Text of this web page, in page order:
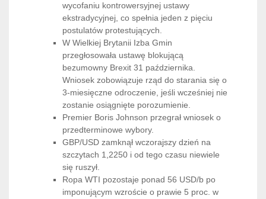
wycofaniu kontrowersyjnej ustawy
ekstradycyjnej, co spełnia jeden z pięciu
postulatów protestujących.
W Wielkiej Brytanii Izba Gmin
przegłosowała ustawę blokującą
bezumowny Brexit 31 października.
Wniosek zobowiązuje rząd do starania się o
3-miesięczne odroczenie, jeśli wcześniej nie
zostanie osiągnięte porozumienie.
Premier Boris Johnson przegrał wniosek o
przedterminowe wybory.
GBP/USD zamknął wczorajszy dzień na
szczytach 1,2250 i od tego czasu niewiele
się ruszył.
Ropa WTI pozostaje ponad 56 USD/b po
imponującym wzroście o prawie 5 proc. w